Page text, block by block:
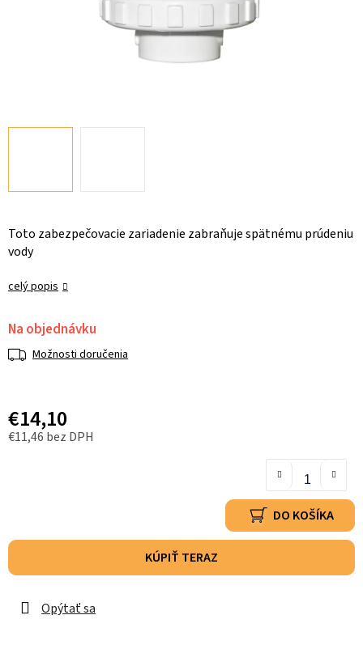
Toto zabezpečovacie zariadenie zabraňuje spätnému prúdeniu
vody
celý popis
Na objednávku
Možnosti doručenia
€14,10
€11,46 bez DPH
DO KOŠÍKA
KÚPIŤ TERAZ
Opýtať sa